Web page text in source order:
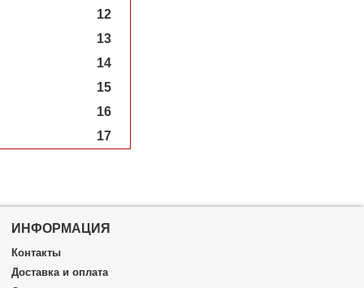
12
13
14
15
16
17
ИНФОРМАЦИЯ
Контакты
Доставка и оплата